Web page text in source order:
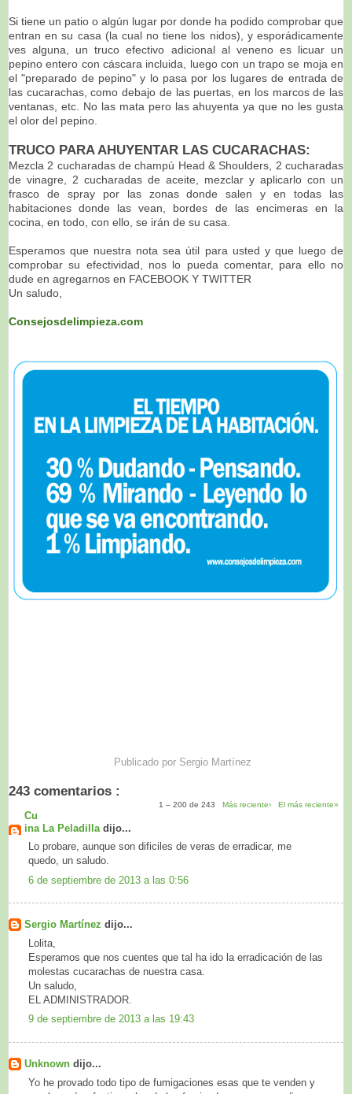
Si tiene un patio o algún lugar por donde ha podido comprobar que
entran en su casa (la cual no tiene los nidos), y esporádicamente
ves alguna, un truco efectivo adicional al veneno es licuar un
pepino entero con cáscara incluida, luego con un trapo se moja en
el "preparado de pepino" y lo pasa por los lugares de entrada de
las cucarachas, como debajo de las puertas, en los marcos de las
ventanas, etc. No las mata pero las ahuyenta ya que no les gusta
el olor del pepino.
TRUCO PARA AHUYENTAR LAS CUCARACHAS:
Mezcla 2 cucharadas de champú Head & Shoulders, 2 cucharadas
de vinagre, 2 cucharadas de aceite, mezclar y aplicarlo con un
frasco de spray por las zonas donde salen y en todas las
habitaciones donde las vean, bordes de las encimeras en la
cocina, en todo, con ello, se irán de su casa.
Esperamos que nuestra nota sea útil para usted y que luego de
comprobar su efectividad, nos lo pueda comentar, para ello no
dude en agregarnos en FACEBOOK Y TWITTER
Un saludo,
Consejosdelimpieza.com
Publicado por Sergio Martínez
243 comentarios :
1 – 200 de 243 Más reciente› El más reciente»
Cu
ina La Peladilla dijo...
Lo probare, aunque son dificiles de veras de erradicar, me
quedo, un saludo.
6 de septiembre de 2013 a las 0:56
Sergio Martínez dijo...
Lolita,
Esperamos que nos cuentes que tal ha ido la erradicación de las
molestas cucarachas de nuestra casa.
Un saludo,
EL ADMINISTRADOR.
9 de septiembre de 2013 a las 19:43
Unknown dijo...
Yo he provado todo tipo de fumigaciones esas que te venden y